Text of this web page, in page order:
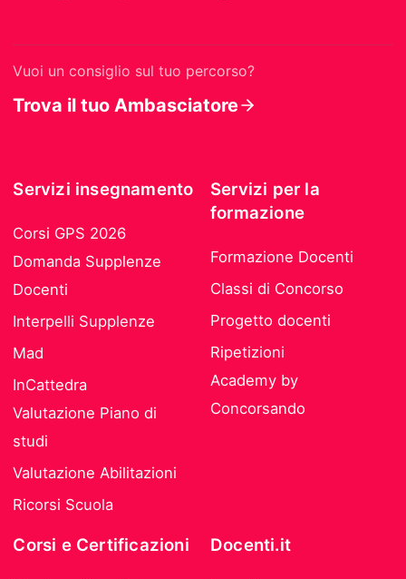
Vuoi un consiglio sul tuo percorso?
Trova il tuo Ambasciatore
Servizi insegnamento
Corsi GPS 2026
Domanda Supplenze
Docenti
Interpelli Supplenze
Mad
InCattedra
Valutazione Piano di
studi
Valutazione Abilitazioni
Ricorsi Scuola
Servizi per la
formazione
Formazione Docenti
Classi di Concorso
Progetto docenti
Ripetizioni
Academy by
Concorsando
Corsi e Certificazioni Docenti.it